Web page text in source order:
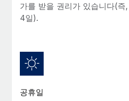
기기 관리
전 세계 IT 장비 제공 및 추적 관리
법인 설립을 빠르고 준법적으로 지원
글로벌 인재 이동 및 전근
직원 해외 이전을 간편하게 처리
글로벌 급여
세금
가를 받을 권리가 있습니다(즉
4일).
공휴일